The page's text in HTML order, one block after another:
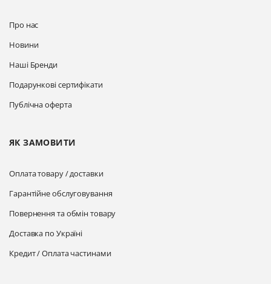
Про нас
Новини
Наші Бренди
Подарункові сертифікати
Публічна оферта
ЯК ЗАМОВИТИ
Оплата товару / доставки
Гарантійне обслуговування
Повернення та обмін товару
Доставка по Україні
Кредит / Оплата частинами